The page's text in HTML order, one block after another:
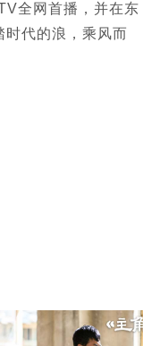
全网首播，并在东
代的浪，乘风而